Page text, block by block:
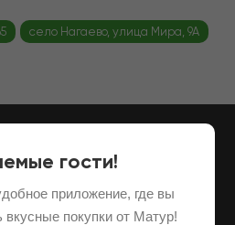
село Нагаево, улица Мира, 9А
ПОСТАВКИ
ВАКАНСИИ
гости!
приложение, где вы
покупки от Матур!